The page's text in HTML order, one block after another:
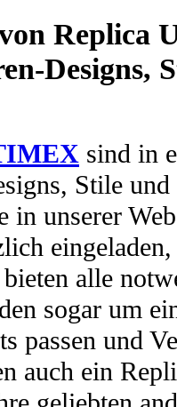
Replica
Designs,
sind in
Stile
in unserer
alle
sogar um
passen und
auch ein